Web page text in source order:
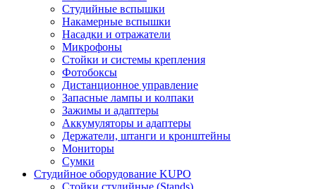
Студийные вспышки
Накамерные вспышки
Насадки и отражатели
Микрофоны
Стойки и системы крепления
Фотобоксы
Дистанционное управление
Запасные лампы и колпаки
Зажимы и адаптеры
Аккумуляторы и адаптеры
Держатели, штанги и кронштейны
Мониторы
Сумки
Студийное оборудование KUPO
Стойки студийные (Stands)